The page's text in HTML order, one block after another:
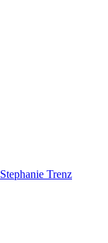
Trenz